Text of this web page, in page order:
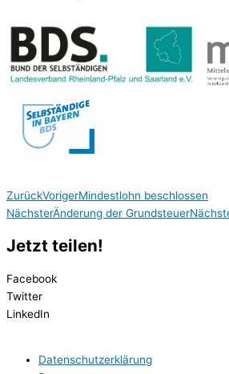
ZurückVorigerMindestlohn beschlossen
NächsterÄnderung der Grundsteuer
Jetzt teilen!
Facebook
Twitter
LinkedIn
Datenschutzerklärung